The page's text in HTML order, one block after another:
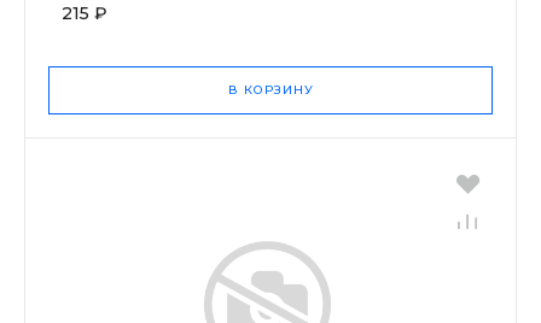
215 ₽
В КОРЗИНУ